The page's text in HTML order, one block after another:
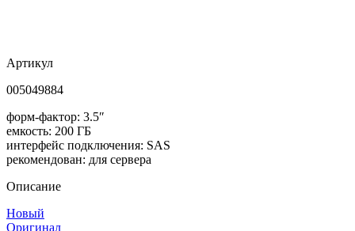
Артикул
005049884
форм-фактор: 3.5″
емкость: 200 ГБ
интерфейс подключения: SAS
рекомендован: для сервера
Описание
Новый
Оригинал